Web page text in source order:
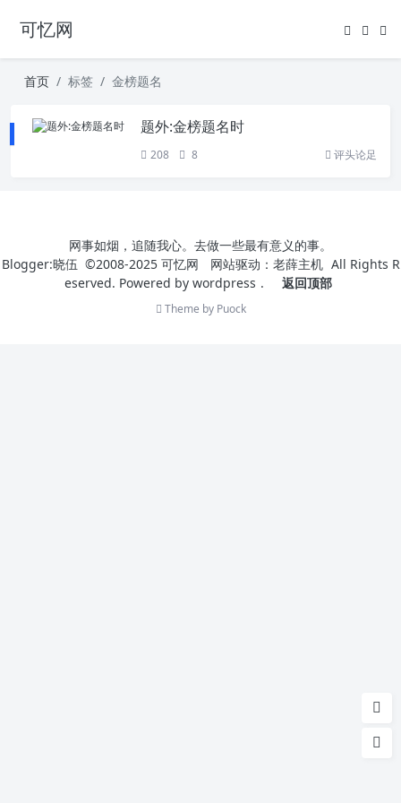
可忆网
首页 标签 金榜题名
题外:金榜题名时
208 8 评头论足
网事如烟，追随我心。去做一些最有意义的事。
Blogger:晓伍 ©2008-2025 可忆网 网站驱动： 老薛主机 All Rights R
eserved. Powered by wordpress . 返回顶部
Theme by Puock